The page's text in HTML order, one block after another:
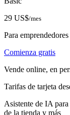
29 US$/mes
Para
Comienza gratis
Vende online, en
Tarifas de tarjeta
Asistente de IA
de la tienda y más